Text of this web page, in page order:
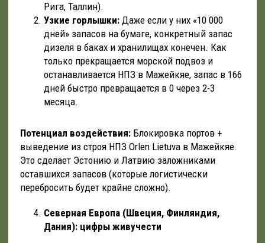
Рига, Таллин).
Узкие горлышки:Даже если у них «10 000
дней» запасов на бумаге, конкретный запас
дизеля в баках и хранилищах конечен. Как
только прекращается морской подвоз и
останавливается НПЗ в Мажейкяе, запас в 166
дней быстро превращается в 0 через 2-3
месяца.
Потенциал воздействия:Блокировка портов +
выведение из строя НПЗ Orlen Lietuva в Мажейкяе.
Это сделает Эстонию и Латвию заложниками
оставшихся запасов (которые логистически
перебросить будет крайне сложно).
Северная Европа (Швеция, Финляндия,
Дания): цифры живучести